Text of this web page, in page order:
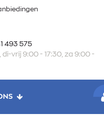
493 575
di-vrij 9:00 - 17:30, za 9:00 -